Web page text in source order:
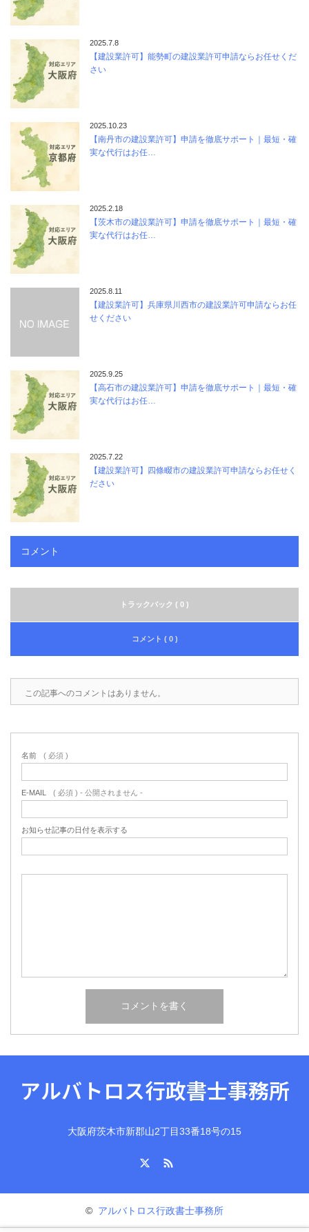
2025.7.8
【建設業許可】能勢町の建設業許可申請ならお任せくだ
さい
2025.10.23
【南丹市の建設業許可】申請を徹底サポート｜最短・確
実な代行はお任…
2025.2.18
【茨木市の建設業許可】申請を徹底サポート｜最短・確
実な代行はお任…
2025.8.11
【建設業許可】兵庫県川西市の建設業許可申請ならお任
せください
2025.9.25
【高石市の建設業許可】申請を徹底サポート｜最短・確
実な代行はお任…
2025.7.22
【建設業許可】四條畷市の建設業許可申請ならお任せく
ださい
コメント
トラックバック ( 0 )
コメント ( 0 )
この記事へのコメントはありません。
名前 ( 必須 )
E-MAIL ( 必須 ) - 公開されません -
お知らせ記事の日付を表示する
アルバトロス行政書士事務所
大阪府茨木市新郡山2丁目33番18号の15
© アルバトロス行政書士事務所